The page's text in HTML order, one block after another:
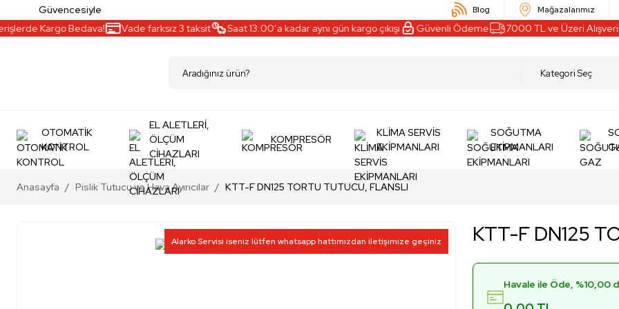
Güvencesiyle Blog Mağazalarımız
Kargo Bedava! Vade farksız 3 taksit Saat 13:00’a kadar aynı gün kargo çıkışı Güvenli Ödeme 7000 TL ve Üzeri
OTOMATİK
KONTROL
EL ALETLERİ,
ÖLÇÜM
CİHAZLARI
KOMPRESÖR
KLİMA SERVİS
EKİPMANLARI
SOĞUTMA
EKİPMANLARI
Anasayfa Pislik Tutucu ve Hava Ayırıcılar KTT-F DN125 TORTU TUTUCU, FLANSLI
Alarko Servisi iseniz lütfen whatsapp hattımızdan iletişimize geçiniz KTT-F DN125
Havale ile Öde, %10,00